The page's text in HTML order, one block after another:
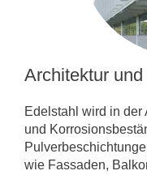
Architektur
Edelstahl wird in der
und
wie Fassaden,